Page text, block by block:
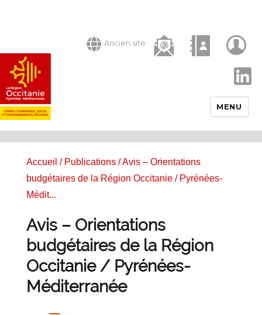
Ancien site
MENU
Accueil / Publications/ Avis – Orientations
budgétaires de la Région Occitanie / Pyrénées-
Médit...
Avis – Orientations
budgétaires de la Région
Occitanie / Pyrénées-
Méditerranée